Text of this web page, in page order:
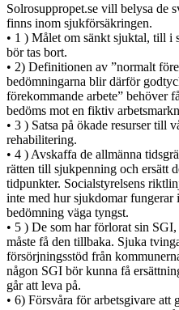
Solrosuppropet.se vill belysa de
finns inom sjukförsäkringen.
• 1 ) Målet om sänkt sjuktal, till i
bör tas bort.
• 2) Definitionen av ”normalt
bedömningarna blir därför
förekommande arbete” behöver
bedöms mot en fiktiv
• 3 ) Satsa på ökade resurser till
rehabilitering.
• 4 ) Avskaffa de allmänna
rätten till sjukpenning och ersätt
tidpunkter. Socialstyrelsens
inte med hur sjukdomar
bedömning väga tyngst.
• 5 ) De som har förlorat sin
måste få den tillbaka. Sjuka
försörjningsstöd från
någon SGI bör kunna få
går att leva på.
• 6) Försvåra för arbetsgivare att